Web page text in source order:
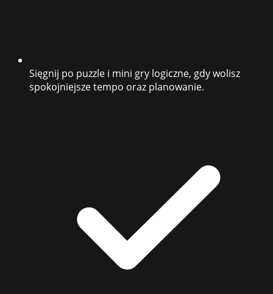
Sięgnij po puzzle i mini gry logiczne, gdy wolisz
spokojniejsze tempo oraz planowanie.